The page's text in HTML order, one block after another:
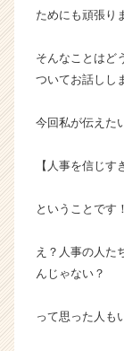
ためにも頑張り
そんなことはど
ついてお話しし
今回私が伝えた
【人事を信じす
ということです！
え？人事の人た
んじゃない？
って思った人も